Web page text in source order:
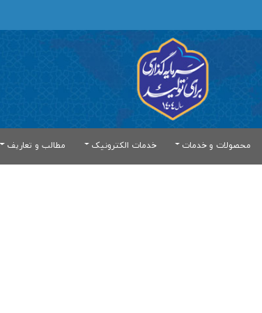
محصولات و خدمات خدمات الکترونیک مطالب و تعاریف